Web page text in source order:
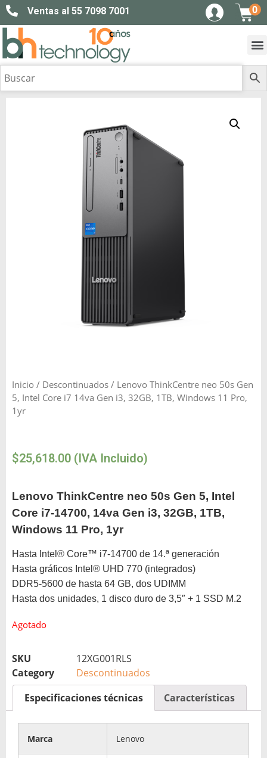
Ventas al 55 7098 7001 0
Inicio / Descontinuados / Lenovo ThinkCentre neo 50s Gen
5, Intel Core i7 14va Gen i3, 32GB, 1TB, Windows 11 Pro,
1yr
$25,618.00 (IVA Incluido)
Lenovo ThinkCentre neo 50s Gen 5, Intel
Core i7-14700, 14va Gen i3, 32GB, 1TB,
Windows 11 Pro, 1yr
Hasta Intel® Core™ i7-14700 de 14.ª generación
Hasta gráficos Intel® UHD 770 (integrados)
DDR5-5600 de hasta 64 GB, dos UDIMM
Hasta dos unidades, 1 disco duro de 3,5″ + 1 SSD M.2
Agotado
SKU
12XG001RLS
Category
Descontinuados
Especificaciones técnicas
Características
Marca Lenovo